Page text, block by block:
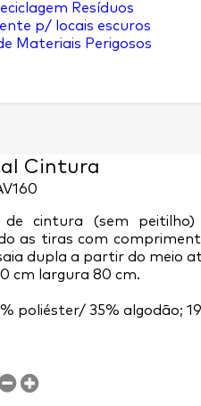
Resíduos
p/ locais escuros
Materiais Perigosos
Cintura
de cintura (sem
as tiras com
dupla a partir do meio
cm largura 80 cm.
poliéster/ 35% algodão;